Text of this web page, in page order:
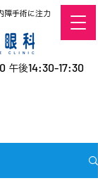
障手術に注力
午後14:30-17:30